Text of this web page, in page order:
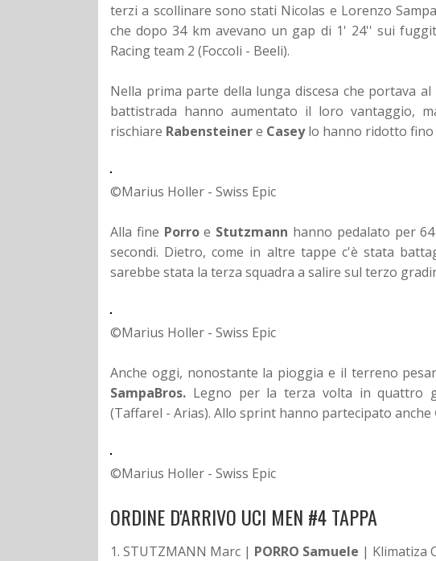
terzi a scollinare sono stati Nicolas e Lorenzo
che dopo 34 km avevano un gap di 1' 24'' sui
Racing team 2 (Foccoli - Beeli).
Nella prima parte della lunga discesa che portava
battistrada hanno aumentato il loro vantaggio,
rischiare Rabensteinere Caseylo hanno ridotto fino
©Marius Holler - Swiss Epic
Alla fine Porroe Stutzmann hanno pedalato per
secondi. Dietro, come in altre tappe c'è stata
sarebbe stata la terza squadra a salire sul terzo
©Marius Holler - Swiss Epic
Anche oggi, nonostante la pioggia e il terreno
SampaBros. Legno per la terza volta in quattro
(Taffarel - Arias). Allo sprint hanno partecipato anche
©Marius Holler - Swiss Epic
ORDINE D'ARRIVO UCI MEN #4 TAPPA
1. STUTZMANN Marc | PORRO Samuele | Klimatiza